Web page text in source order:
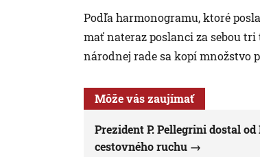
Podľa harmonogramu, ktoré
mať nateraz poslanci za sebou
národnej rade sa kopí množstvo
Môže vás zaujímať
Prezident P. Pellegrini dostal
cestovného ruchu